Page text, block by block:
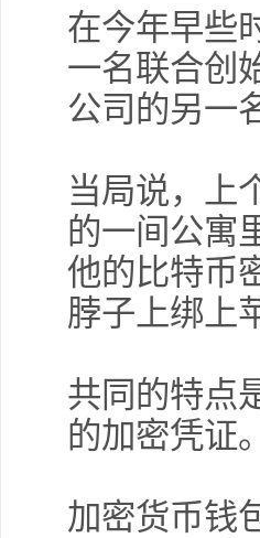
在今年早些
一名联合创
公司的另一
当局说，上
的一间公寓
他的比特币
脖子上绑上
共同的特点
的加密凭证。
加密货币钱